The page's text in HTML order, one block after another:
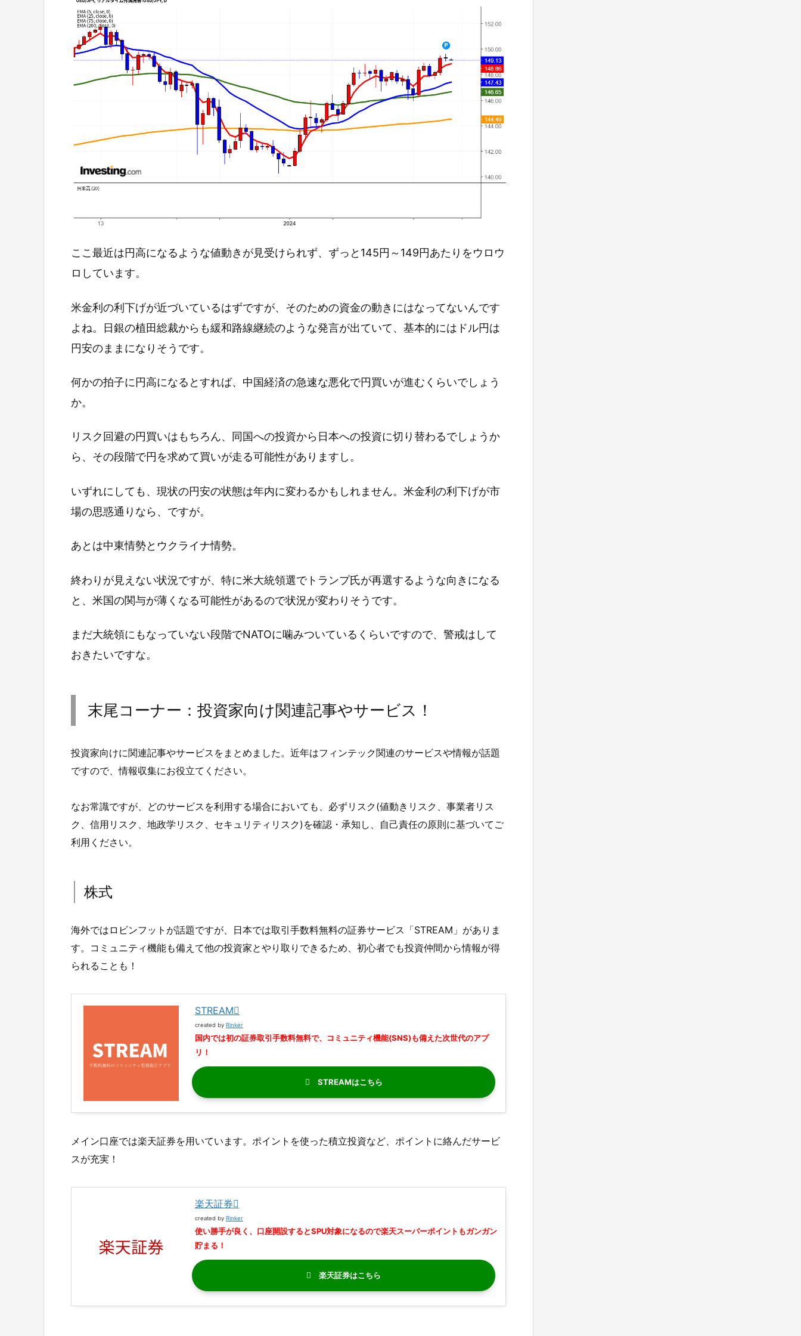
ここ最近は円高になるような値動きが見受けられず、ずっと145円～149円あたりをウロウ
ロしています。
米金利の利下げが近づいているはずですが、そのための資金の動きにはなってないんです
よね。日銀の植田総裁からも緩和路線継続のような発言が出ていて、基本的にはドル円は
円安のままになりそうです。
何かの拍子に円高になるとすれば、中国経済の急速な悪化で円買いが進むくらいでしょう
か。
リスク回避の円買いはもちろん、同国への投資から日本への投資に切り替わるでしょうか
ら、その段階で円を求めて買いが走る可能性がありますし。
いずれにしても、現状の円安の状態は年内に変わるかもしれません。米金利の利下げが市
場の思惑通りなら、ですが。
あとは中東情勢とウクライナ情勢。
終わりが見えない状況ですが、特に米大統領選でトランプ氏が再選するような向きになる
と、米国の関与が薄くなる可能性があるので状況が変わりそうです。
まだ大統領にもなっていない段階でNATOに噛みついているくらいですので、警戒はして
おきたいですな。
末尾コーナー：投資家向け関連記事やサービス！
投資家向けに関連記事やサービスをまとめました。近年はフィンテック関連のサービスや情報が話題
ですので、情報収集にお役立てください。
なお常識ですが、どのサービスを利用する場合においても、必ずリスク(値動きリスク、事業者リス
ク、信用リスク、地政学リスク、セキュリティリスク)を確認・承知し、自己責任の原則に基づいてご
利用ください。
株式
海外ではロビンフットが話題ですが、日本では取引手数料無料の証券サービス「STREAM」がありま
す。コミュニティ機能も備えて他の投資家とやり取りできるため、初心者でも投資仲間から情報が得
られることも！
STREAM
created by Rinker
国内では初の証券取引手数料無料で、コミュニティ機能(SNS)も備えた次世代のアプ
リ！
STREAM
メイン口座では楽天証券を用いています。ポイントを使った積立投資など、ポイントに絡んだサービ
スが充実！
楽天証券
created by Rinker
使い勝手が良く、口座開設するとSPU対象になるので楽天スーパーポイントもガンガン
貯まる！
楽天証券